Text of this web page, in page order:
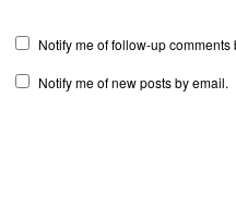
Notify me of follow-up comments
Notify me of new posts by email.